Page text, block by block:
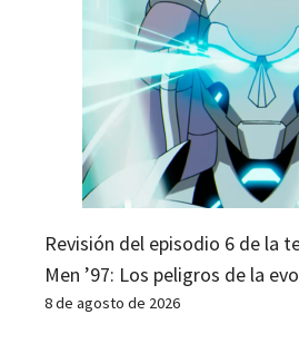
Revisión del episodio 6 de la
Men ’97: Los peligros de la
8 de agosto de 2026